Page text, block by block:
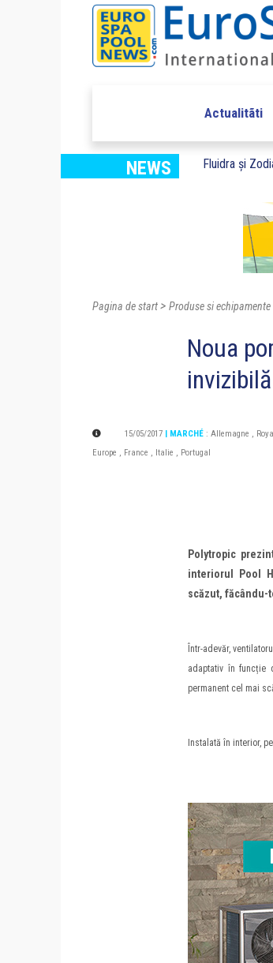
Actualitãti
NEWS Fluidra și
Pagina de start> Produse si echipamente
Noua
15/05/2017 | MARCHÉ : Allemagne ,
Europe , France , Italie , Portugal
Polytropic
interiorul Pool
scăzut, făcându-
Într-adevăr,
adaptativ în funcție
permanent cel mai
Instalată în interior,